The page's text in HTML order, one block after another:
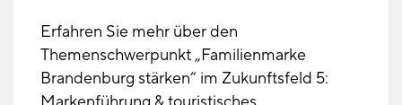
Erfahren Sie mehr über den
Themenschwerpunkt „Familienmarke
Brandenburg stärken“ im Zukunftsfeld 5: